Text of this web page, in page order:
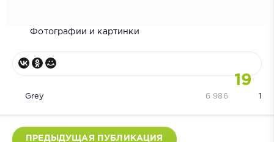
Фотографии и картинки
19
Grey 1
6 986
ПРЕДЫДУЩАЯ ПУБЛИКАЦИЯ